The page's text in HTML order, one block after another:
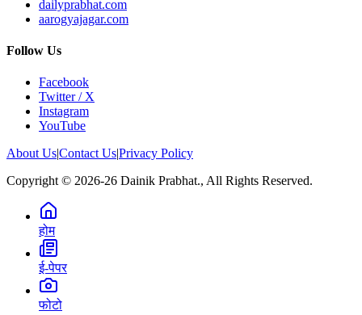
dailyprabhat.com
aarogyajagar.com
Follow Us
Facebook
Twitter / X
Instagram
YouTube
About Us|Contact Us|Privacy Policy
Copyright © 2026-26 Dainik Prabhat., All Rights Reserved.
होम
ई-पेपर
फोटो